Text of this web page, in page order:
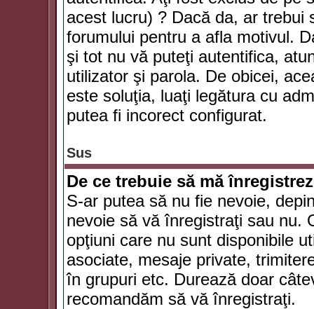
acest lucru) ? Dacă da, ar trebui
forumului pentru a afla motivul.
şi tot nu vă puteţi autentifica,
utilizator şi parola. De obicei,
este soluţia, luaţi legătura cu
putea fi incorect configurat.
Sus
De ce trebuie să mă
S-ar putea să nu fie nevoie,
nevoie să vă înregistraţi sau nu.
opţiuni care nu sunt disponibile
asociate, mesaje private,
în grupuri etc. Durează doar
recomandăm să vă înregistraţi.